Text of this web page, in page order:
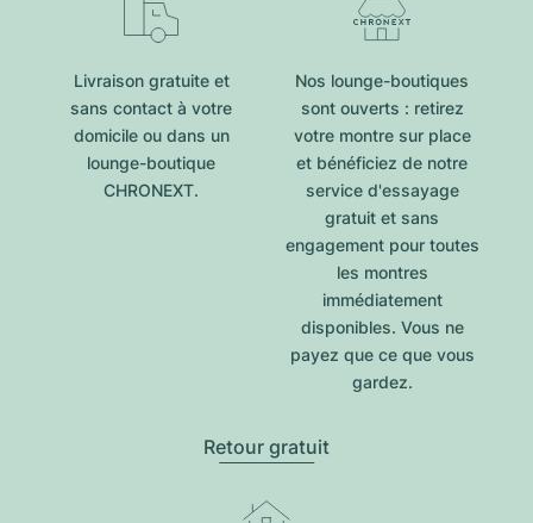
Livraison gratuite et
sans contact à votre
domicile ou dans un
lounge-boutique
CHRONEXT.
Nos lounge-boutiques
sont ouverts : retirez
votre montre sur place
et bénéficiez de notre
service d'essayage
gratuit et sans
engagement pour toutes
les montres
immédiatement
disponibles. Vous ne
payez que ce que vous
gardez.
Retour gratuit